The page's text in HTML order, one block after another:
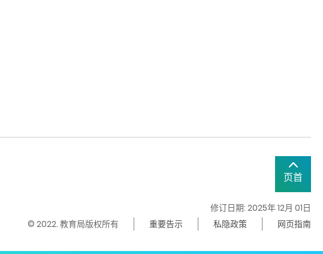
页首
修订日期: 2025年 12月 01日
© 2022. 教育局版权所有
重要告示 私隐政策 网页指南